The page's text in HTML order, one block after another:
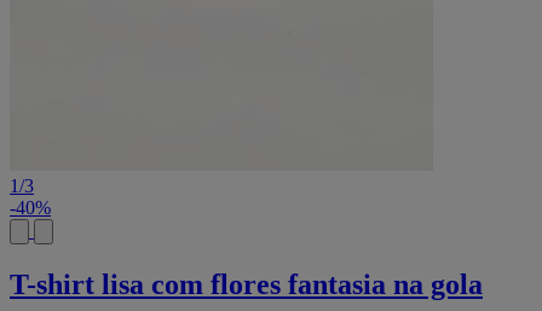
1/3
-40%
T-shirt lisa com flores fantasia na gola